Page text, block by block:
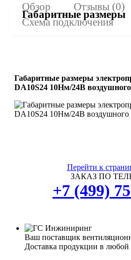
Обзор Отзывы (0)
Габаритные размеры
Схема подключения
Габаритные размеры
DA10S24 10Нм/24В
Перейти к
ЗАКАЗ ПО
+7 (499)
Ваш поставщик
Доставка продукции в любой